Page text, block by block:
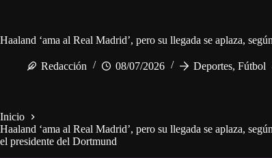
Haaland ‘ama al Real Madrid’, pero su llegada se aplaza,
Redacción 08/07/2026 Deportes, Fútbol
Inicio
Haaland ‘ama al Real Madrid’, pero su llegada se aplaza, según
el presidente del Dortmund